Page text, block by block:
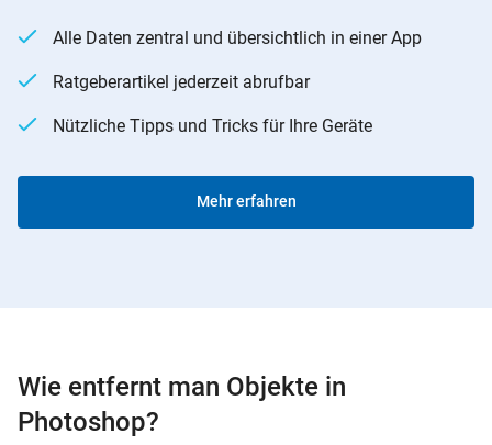
Alle Daten zentral und übersichtlich in einer App
Ratgeberartikel jederzeit abrufbar
Nützliche Tipps und Tricks für Ihre Geräte
Mehr erfahren
Wie entfernt man Objekte in
Photoshop?